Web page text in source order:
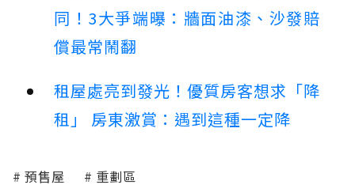
同！3大爭端曝：牆面油漆、沙發賠
償最常鬧翻
租屋處亮到發光！優質房客想求「降
租」 房東激賞：遇到這種一定降
預售屋 重劃區